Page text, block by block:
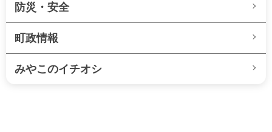
防災・安全
町政情報
みやこのイチオシ